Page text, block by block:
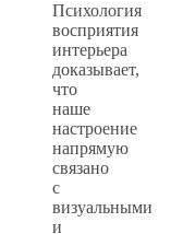
Психология
восприятия
интерьера
доказывает,
что
наше
настроение
напрямую
связано
с
визуальными
и